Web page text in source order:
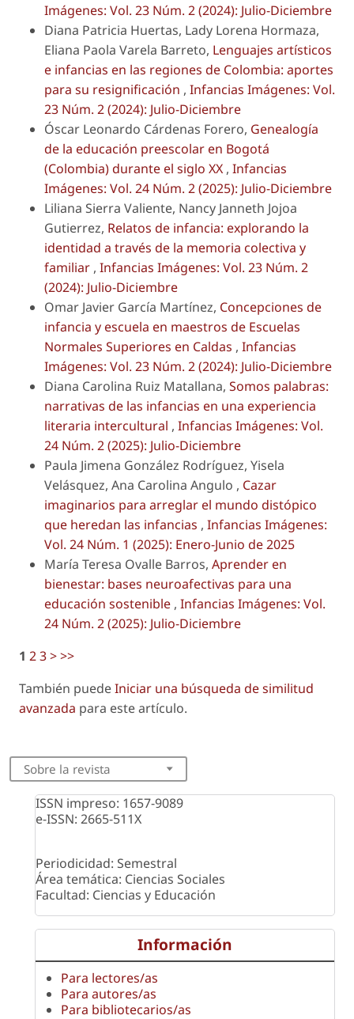
Imágenes: Vol. 23 Núm. 2 (2024): Julio-Diciembre
Diana Patricia Huertas, Lady Lorena Hormaza,
Eliana Paola Varela Barreto, Lenguajes artísticos
e infancias en las regiones de Colombia: aportes
para su resignificación , Infancias Imágenes: Vol.
23 Núm. 2 (2024): Julio-Diciembre
Óscar Leonardo Cárdenas Forero, Genealogía
de la educación preescolar en Bogotá
(Colombia) durante el siglo XX , Infancias
Imágenes: Vol. 24 Núm. 2 (2025): Julio-Diciembre
Liliana Sierra Valiente, Nancy Janneth Jojoa
Gutierrez, Relatos de infancia: explorando la
identidad a través de la memoria colectiva y
familiar , Infancias Imágenes: Vol. 23 Núm. 2
(2024): Julio-Diciembre
Omar Javier García Martínez, Concepciones de
infancia y escuela en maestros de Escuelas
Normales Superiores en Caldas , Infancias
Imágenes: Vol. 23 Núm. 2 (2024): Julio-Diciembre
Diana Carolina Ruiz Matallana, Somos palabras:
narrativas de las infancias en una experiencia
literaria intercultural , Infancias Imágenes: Vol.
24 Núm. 2 (2025): Julio-Diciembre
Paula Jimena González Rodríguez, Yisela
Velásquez, Ana Carolina Angulo , Cazar
imaginarios para arreglar el mundo distópico
que heredan las infancias , Infancias Imágenes:
Vol. 24 Núm. 1 (2025): Enero-Junio de 2025
María Teresa Ovalle Barros, Aprender en
bienestar: bases neuroafectivas para una
educación sostenible , Infancias Imágenes: Vol.
24 Núm. 2 (2025): Julio-Diciembre
1 23>>>
También puedeIniciar una búsqueda de similitud
avanzada para este artículo.
Sobre la revista
ISSN impreso: 1657-9089
e-ISSN: 2665-511X
Periodicidad: Semestral
Área temática: Ciencias Sociales
Facultad: Ciencias y Educación
Información
Para lectores/as
Para autores/as
Para bibliotecarios/as